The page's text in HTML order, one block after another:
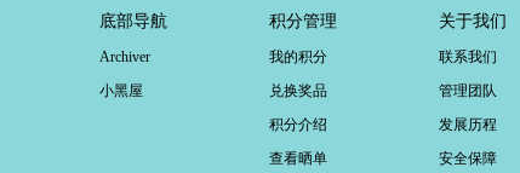
底部导航
Archiver
小黑屋
积分管理
我的积分
兑换奖品
积分介绍
查看晒单
关于我们
联系我们
管理团队
发展历程
安全保障